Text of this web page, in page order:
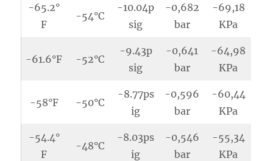
-65.2°
F
-54°C
-10.04p
sig
-0,682
bar
-69,18
KPa
-61.6°F -52°C
-9.43p
sig
-0,641
bar
-64,98
KPa
-58°F -50°C
-8.77ps
ig
-0,596
bar
-60,44
KPa
-54.4°
F
-48°C
-8.03ps
ig
-0,546
bar
-55,34
KPa